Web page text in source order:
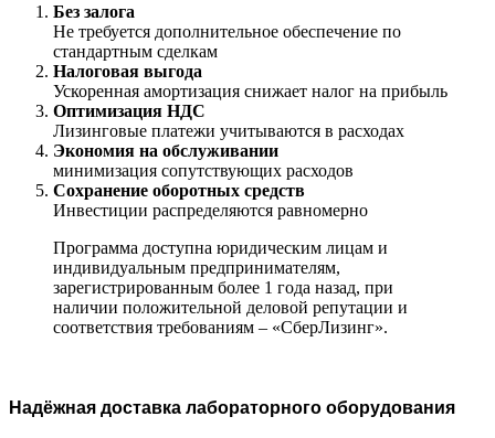
Без залога
Не требуется дополнительное обеспечение по
стандартным сделкам
Налоговая выгода
Ускоренная амортизация снижает налог на прибыль
Оптимизация НДС
Лизинговые платежи учитываются в расходах
Экономия на обслуживании
минимизация сопутствующих расходов
Сохранение оборотных средств
Инвестиции распределяются равномерно
Программа доступна юридическим лицам и
индивидуальным предпринимателям,
зарегистрированным более 1 года назад, при
наличии положительной деловой репутации и
соответствия требованиям – «СберЛизинг».
Надёжная доставка лабораторного оборудования